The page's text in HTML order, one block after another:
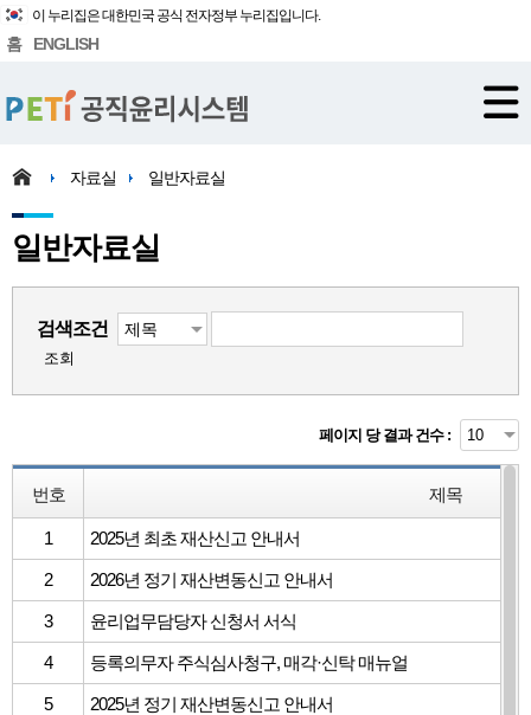
이 누리집은 대한민국 공식 전자정부 누리집입니다.
홈 ENGLISH
자료실 일반자료실
일반자료실
검색조건
조회
페이지 당 결과 건수 :
번호 제목
1 2025년 최초 재산신고 안내서
2 2026년 정기 재산변동신고 안내서
3 윤리업무담당자 신청서 서식
4 등록의무자 주식심사청구, 매각·신탁 매뉴얼
5 2025년 정기 재산변동신고 안내서